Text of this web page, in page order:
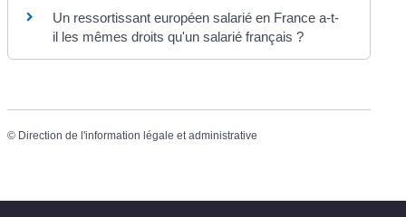
Un ressortissant européen salarié en France a-t-
il les mêmes droits qu'un salarié français ?
© Direction de l'information légale et administrative